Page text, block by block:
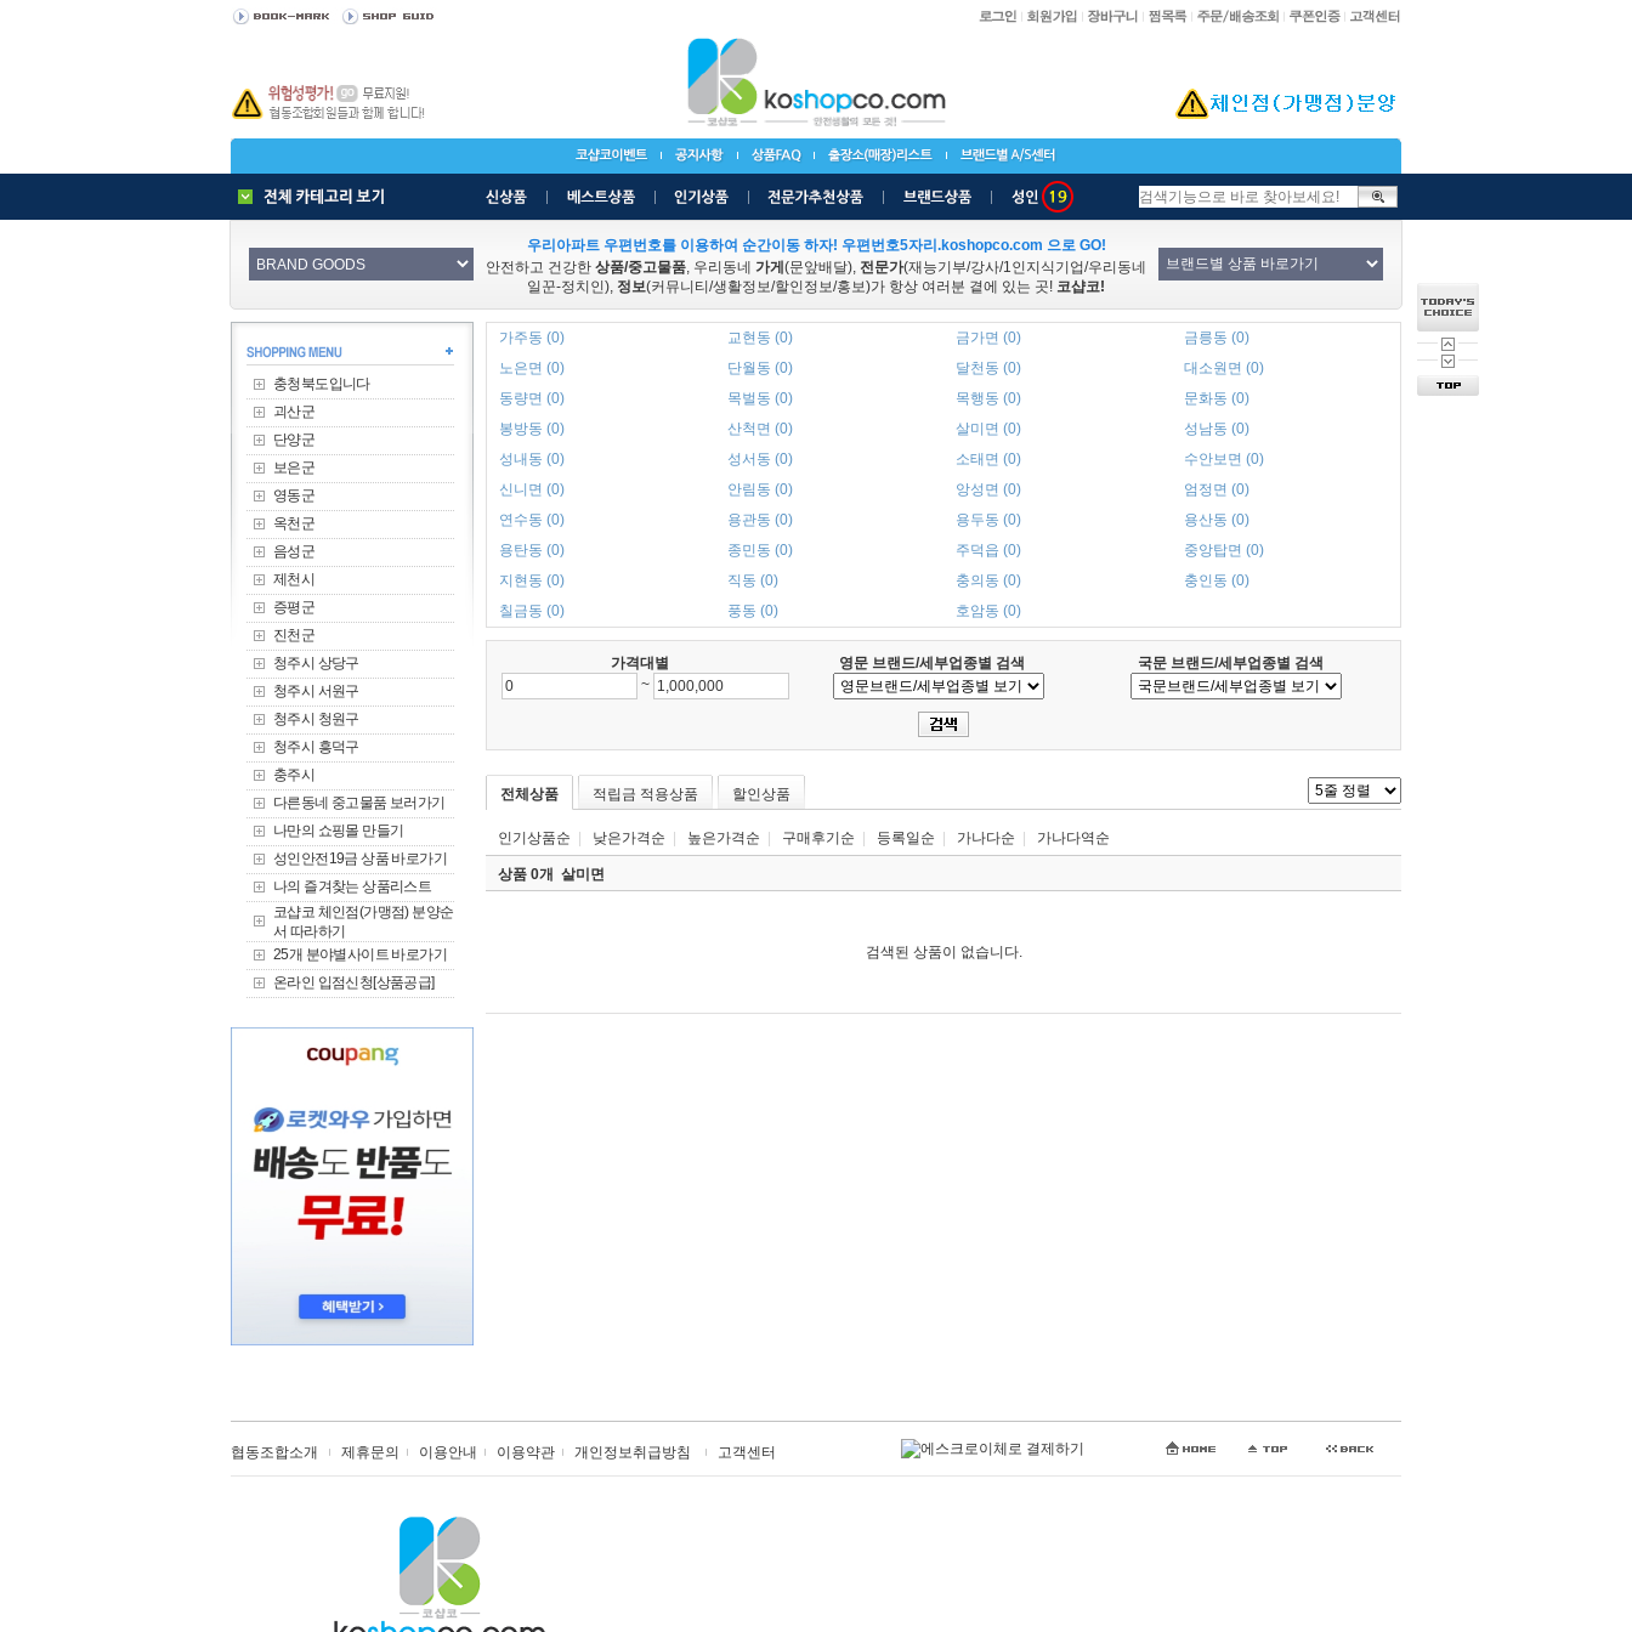
우리아파트 우편번호를 이용하여 순간이동 하자! 우편번호5자리.koshopco.com 으로 GO!
안전하고 건강한 상품/중고물품, 우리동네 가게 (문앞배달), 전문가(재능기부/강사/1인지식기업/우리동네
일꾼-정치인), 정보(커뮤니티/생활정보/할인정보/홍보)가 항상 여러분 곁에 있는 곳! 코샵코!
충청북도입니다
괴산군
단양군
보은군
영동군
옥천군
음성군
제천시
증평군
진천군
청주시 상당구
청주시 서원구
청주시 청원구
청주시 흥덕구
충주시
다른동네 중고물품 보러가기
나만의 쇼핑몰 만들기
성인안전19금 상품 바로가기
나의 즐겨찾는 상품리스트
코샵코 체인점(가맹점) 분양순
서 따라하기
25개 분야별사이트 바로가기
온라인 입점신청[상품공급]
가주동 (0) 교현동 (0) 금가면 (0)
금릉동 (0)
노은면 (0)
단월동 (0) 달천동 (0)
대소원면 (0)
동량면 (0)
목벌동 (0) 목행동 (0)
문화동 (0)
봉방동 (0)
산척면 (0) 살미면 (0)
성남동 (0)
성내동 (0)
성서동 (0) 소태면 (0)
수안보면 (0)
신니면 (0)
안림동 (0) 앙성면 (0)
엄정면 (0)
연수동 (0)
용관동 (0) 용두동 (0)
용산동 (0)
용탄동 (0)
종민동 (0) 주덕읍 (0)
중앙탑면 (0)
지현동 (0)
직동 (0) 충의동 (0)
충인동 (0)
칠금동 (0)
풍동 (0) 호암동 (0)
가격대별 영문 브랜드/세부업종별 검색
국문 브랜드/세부업종별 검색
~
전체상품 적립금 적용상품 할인상품
인기상품순 낮은가격순 높은가격순 구매후기순 등록일순 가나다순 가나다역순
상품 0개 살미면
검색된 상품이 없습니다.
협동조합소개 제휴문의 이용안내 이용약관 개인정보취급방침 고객센터